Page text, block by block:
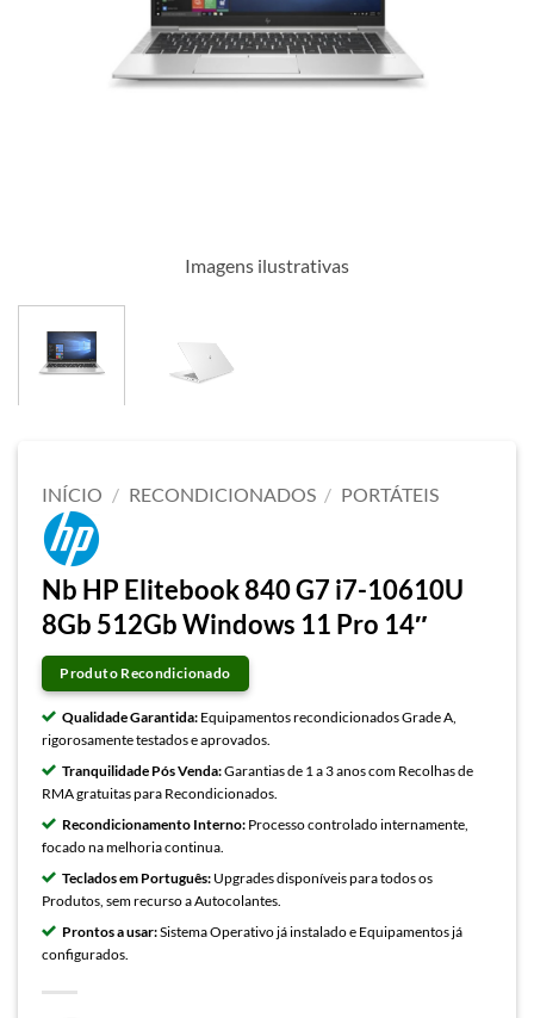
Imagens ilustrativas
INÍCIO / RECONDICIONADOS / PORTÁTEIS
Nb HP Elitebook 840 G7 i7-10610U
8Gb 512Gb Windows 11 Pro 14″
Produto Recondicionado
Qualidade Garantida: Equipamentos recondicionados Grade A,
rigorosamente testados e aprovados.
Tranquilidade Pós Venda:Garantias de 1 a 3 anos com Recolhas de
RMA gratuitas para Recondicionados.
Recondicionamento Interno: Processo controlado internamente,
focado na melhoria continua.
Teclados em Português: Upgrades disponíveis para todos os
Produtos, sem recurso a Autocolantes.
Prontos a usar:Sistema Operativo já instalado e Equipamentos já
configurados.